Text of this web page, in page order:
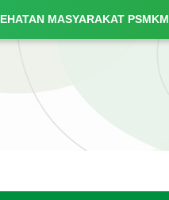
MASYARAKAT PSMKM